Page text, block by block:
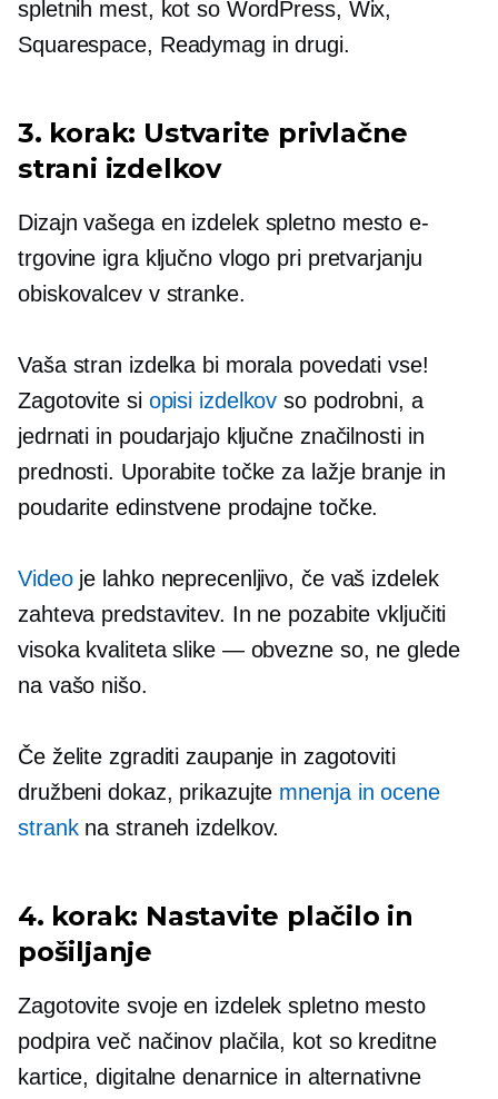
spletnih mest, kot so WordPress, Wix,
Squarespace, Readymag in drugi.
3. korak: Ustvarite privlačne
strani izdelkov
Dizajn vašega en izdelekspletno mesto e-
trgovine igra ključno vlogo pri pretvarjanju
obiskovalcev v stranke.
Vaša stran izdelka bi morala povedati vse!
Zagotovite si opisi izdelkov so podrobni, a
jedrnati in poudarjajo ključne značilnosti in
prednosti. Uporabite točke za lažje branje in
poudarite edinstvene prodajne točke.
Videoje lahko neprecenljivo, če vaš izdelek
zahteva predstavitev. In ne pozabite vključiti
visoka kvalitetaslike — obvezne so, ne glede
na vašo nišo.
Če želite zgraditi zaupanje in zagotoviti
družbeni dokaz, prikazujte mnenja in ocene
strankna straneh izdelkov.
4. korak: Nastavite plačilo in
pošiljanje
Zagotovite svojeen izdelek spletno mesto
podpira več načinov plačila, kot so kreditne
kartice, digitalne denarnice in alternativne